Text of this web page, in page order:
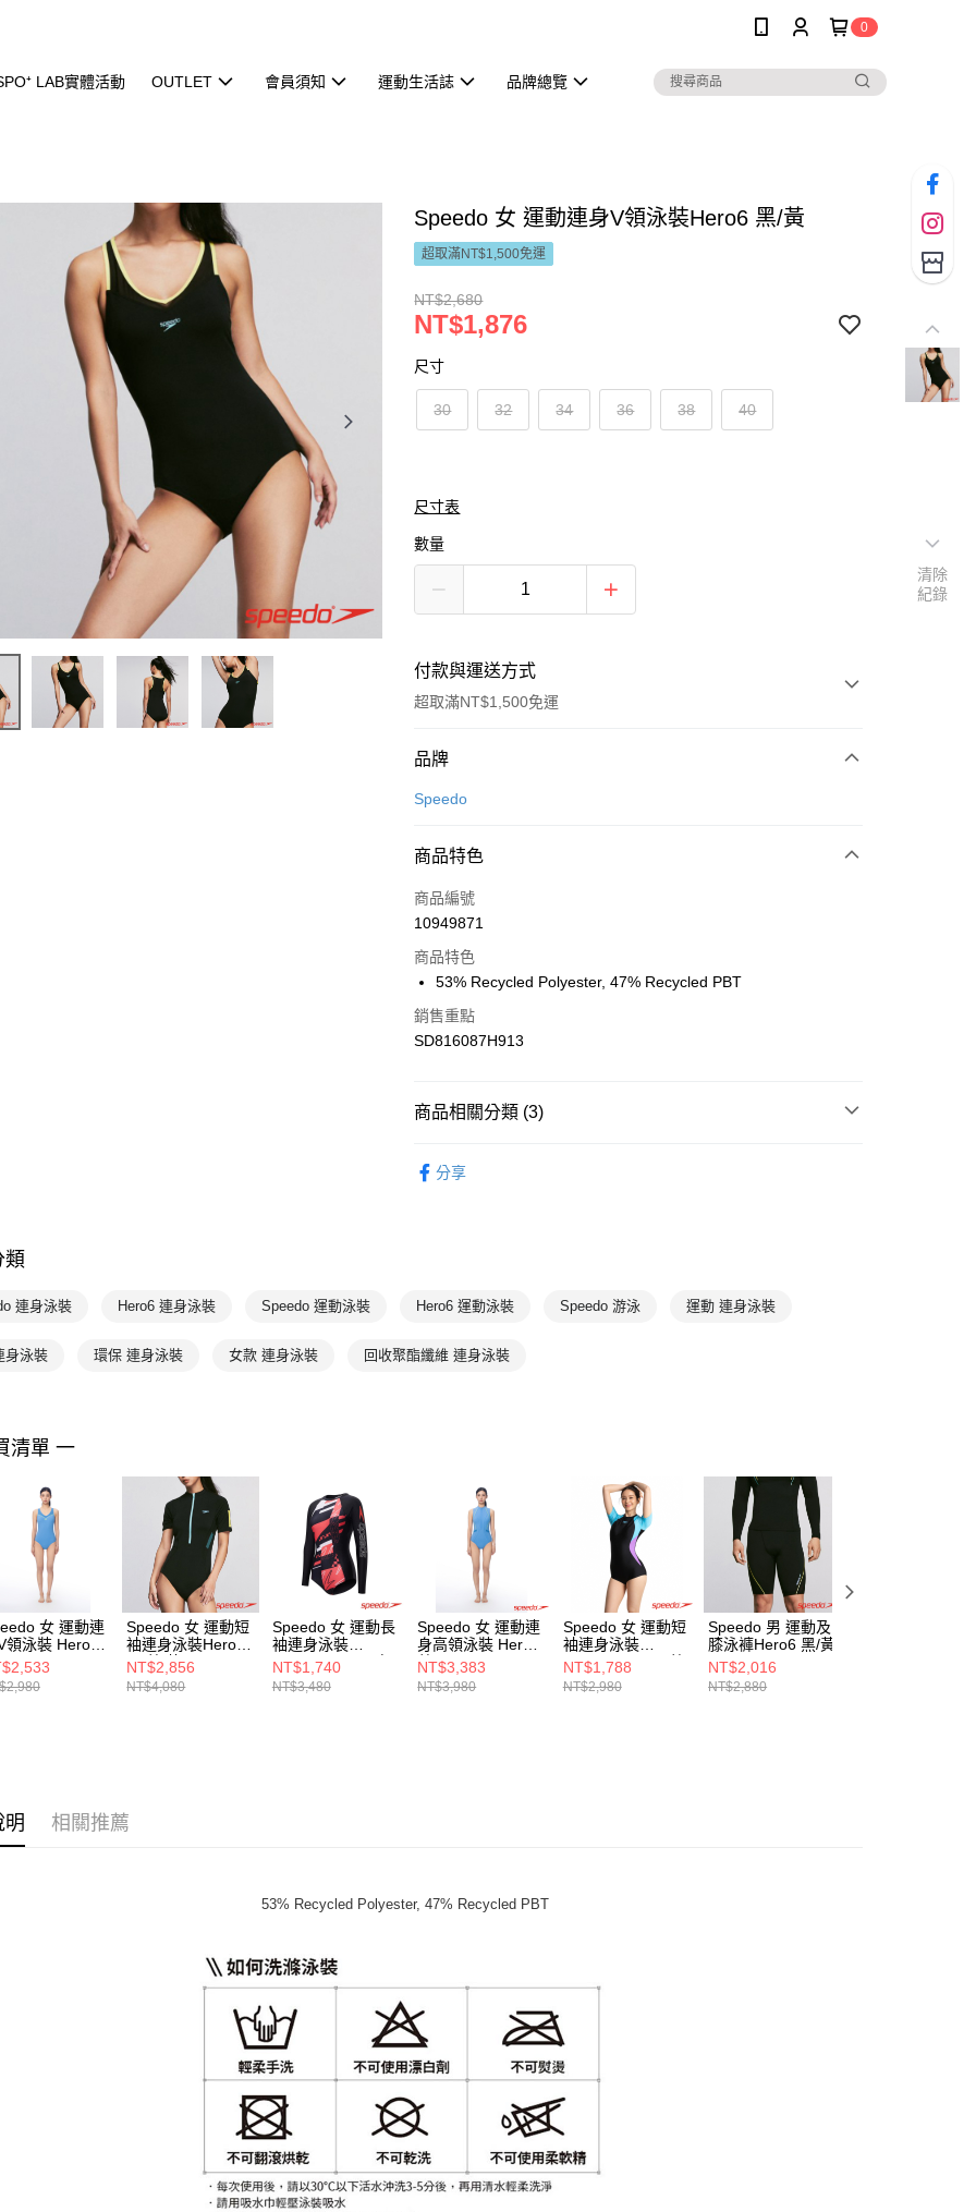
0
LAB實體活動 OUTLET 會員須知 運動生活誌 品牌總覽
Speedo 女 運動連身V領泳裝Hero6 黑/黃
超取滿NT$1,500免運
NT$2,680
NT$1,876
尺寸
30 32 34 36 38 40
尺寸表
數量
付款與運送方式
超取滿NT$1,500免運
付款方式
信用卡一次付款
悠遊付
運送方式
宅配-本島
品牌
Speedo
商品特色
商品編號
10949871
商品特色
53% Recycled Polyester, 47% Recycled PBT
銷售重點
SD816087H913
商品相關分類 (3)
分享
類
連身泳裝 Hero6 連身泳裝 Speedo 運動泳裝 Hero6 運動泳裝 Speedo 游泳 運動 連身泳裝
身泳裝 環保 連身泳裝 女款 連身泳裝 回收聚酯纖維 連身泳裝
清單 一
女 運動連
領泳裝 Hero6
Speedo 女 運動短
袖連身泳裝Hero6
黑/藍/黃
NT$2,856
NT$4,080
Speedo 女 運動長
袖連身泳裝
Jetsetter2.0 黑/紅/
白
NT$1,740
NT$3,480
Speedo 女 運動連
身高領泳裝 Hero6
藍
NT$3,383
NT$3,980
Speedo 女 運動短
袖連身泳裝
Colourblock 黑/藍/
紫
NT$1,788
NT$2,980
Speedo 男 運動及
膝泳褲Hero6 黑/黃
NT$2,016
NT$2,880
明 相關推薦
53% Recycled Polyester, 47% Recycled PBT
清除
紀錄